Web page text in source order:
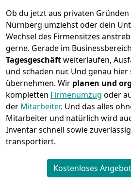
Ob du jetzt aus privaten Gründen
Nürnberg umziehst oder dein
Wechsel des Firmensitzes
gerne. Gerade im
Tagesgeschäftweiterlaufen,
und schaden nur. Und genau
übernehmen. Wir planen und
kompletten Firmenumzug oder
der Mitarbeiter. Und das alles
Mitarbeiter und natürlich wird
Inventar schnell sowie
transportiert.
Kostenloses